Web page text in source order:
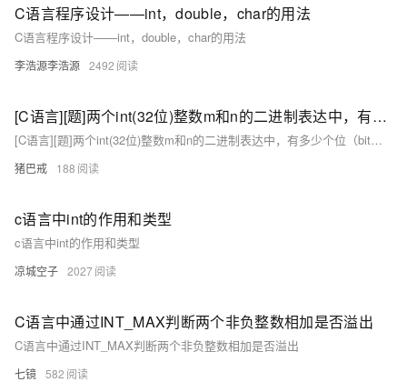
C语言程序设计——int，double，char的用法
C语言程序设计——int，double，char的用法
李浩源李浩源 2492
[C语言][题]两个int(32位)整数m和n的二进制表达中，有多少个位（bit）不同。
[C语言][题]两个int(32位)整数m和n的二进制表达中，有多少个位（bit）不同。
猪巴戒 188
c语言中int的作用和类型
c语言中int的作用和类型
凉城空子 2027
C语言中通过INT_MAX判断两个非负整数相加是否溢出
C语言中通过INT_MAX判断两个非负整数相加是否溢出
七镜 582